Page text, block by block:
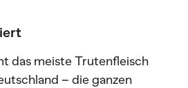
das meiste Trutenfleisch
– die ganzen